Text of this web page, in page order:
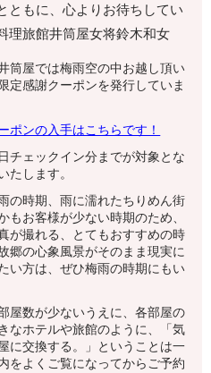
ともに、心よりお待ちしてい
館井筒屋女将鈴木和女
筒屋では梅雨空の中お越し頂い
定感謝クーポンを発行していま
ポンの入手はこちらです！
チェックイン分までが対象とな
たします。
の時期、雨に濡れたちりめん街
もお客様が少ない時期のため、
が撮れる、とてもおすすめの時
郷の心象風景がそのまま現実に
い方は、ぜひ梅雨の時期にもい
屋数が少ないうえに、各部屋の
なホテルや旅館のように、「気
に交換する。」ということは一
をよくご覧になってからご予約